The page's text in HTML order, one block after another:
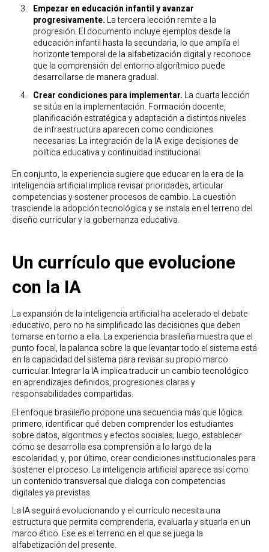
Empezar en educación infantil y avanzar
progresivamente. La tercera lección remite a la
progresión. El documento incluye ejemplos desde la
educación infantil hasta la secundaria, lo que amplía el
horizonte temporal de la alfabetización digital y reconoce
que la comprensión del entorno algorítmico puede
desarrollarse de manera gradual.
Crear condiciones para implementar. La cuarta lección
se sitúa en la implementación. Formación docente,
planificación estratégica y adaptación a distintos niveles
de infraestructura aparecen como condiciones
necesarias. La integración de la IA exige decisiones de
política educativa y continuidad institucional.
En conjunto, la experiencia sugiere que educar en la era de la
inteligencia artificial implica revisar prioridades, articular
competencias y sostener procesos de cambio. La cuestión
trasciende la adopción tecnológica y se instala en el terreno del
diseño curricular y la gobernanza educativa.
Un currículo que evolucione
con la IA
La expansión de la inteligencia artificial ha acelerado el debate
educativo, pero no ha simplificado las decisiones que deben
tomarse en torno a ella. La experiencia brasileña muestra que el
punto focal, la palanca sobre la que levantar todo el sistema está
en la capacidad del sistema para revisar su propio marco
curricular. Integrar la IA implica traducir un cambio tecnológico
en aprendizajes definidos, progresiones claras y
responsabilidades compartidas.
El enfoque brasileño propone una secuencia más que lógica:
primero, identificar qué deben comprender los estudiantes
sobre datos, algoritmos y efectos sociales; luego, establecer
cómo se desarrolla esa comprensión a lo largo de la
escolaridad, y, por último, crear condiciones institucionales para
sostener el proceso. La inteligencia artificial aparece así como
un contenido transversal que dialoga con competencias
digitales ya previstas.
La IA seguirá evolucionando y el currículo necesita una
estructura que permita comprenderla, evaluarla y situarla en un
marco ético. Ese es el terreno en el que se juega la
alfabetización del presente.